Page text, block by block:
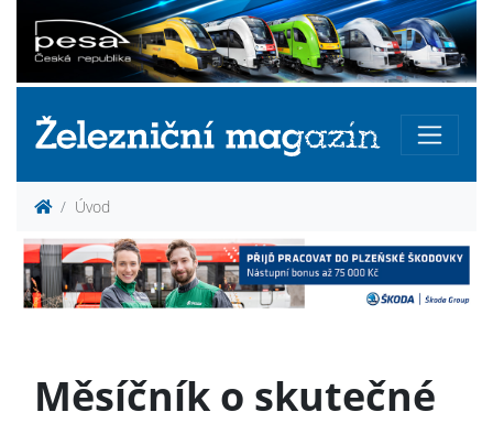
Úvod
Měsíčník o skutečné